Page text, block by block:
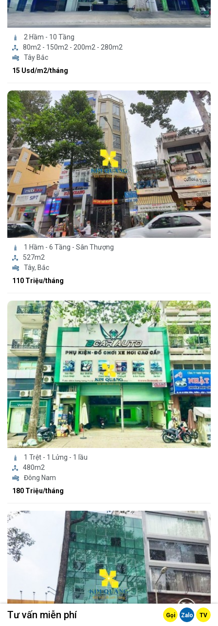
2 Hầm - 10 Tầng
80m2 - 150m2 - 200m2 - 280m2
Tây Bắc
15 Usd/m2/tháng
1 Hầm - 6 Tầng - Sân Thượng
527m2
Tây, Bắc
110 Triệu/tháng
1 Trệt - 1 Lửng - 1 lầu
480m2
Đông Nam
180 Triệu/tháng
Tư vấn miễn phí Gọi Zalo TV